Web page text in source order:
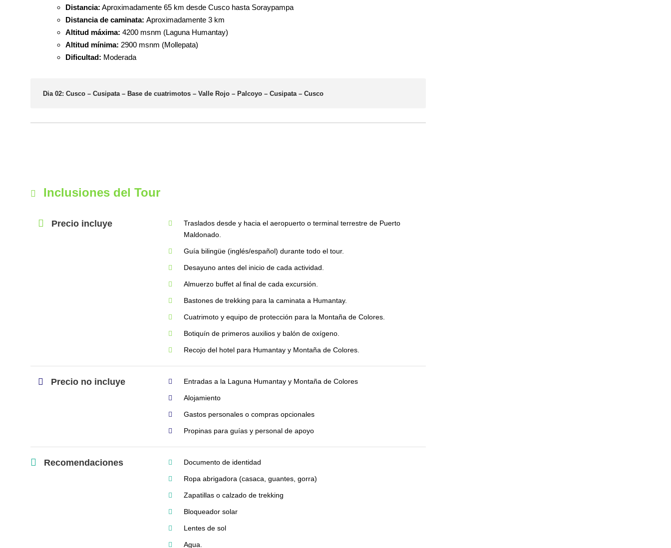
Distancia: Aproximadamente 65 km desde Cusco hasta Soraypampa
Distancia de caminata: Aproximadamente 3 km
Altitud máxima: 4200 msnm (Laguna Humantay)
Altitud mínima: 2900 msnm (Mollepata)
Dificultad: Moderada
Dia 02: Cusco – Cusipata – Base de cuatrimotos – Valle Rojo – Palcoyo – Cusipata – Cusco
Inclusiones del Tour
Precio incluye
Traslados desde y hacia el aeropuerto o terminal terrestre de Puerto
Maldonado.
Guía bilingüe (inglés/español) durante todo el tour.
Desayuno antes del inicio de cada actividad.
Almuerzo buffet al final de cada excursión.
Bastones de trekking para la caminata a Humantay.
Cuatrimoto y equipo de protección para la Montaña de Colores.
Botiquín de primeros auxilios y balón de oxígeno.
Recojo del hotel para Humantay y Montaña de Colores.
Precio no incluye Entradas a la Laguna Humantay y Montaña de Colores
Alojamiento
Gastos personales o compras opcionales
Propinas para guías y personal de apoyo
Recomendaciones Documento de identidad
Ropa abrigadora (casaca, guantes, gorra)
Zapatillas o calzado de trekking
Bloqueador solar
Lentes de sol
Agua.